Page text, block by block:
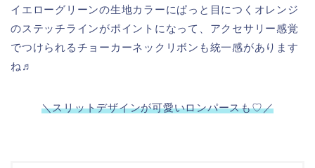
イエローグリーンの生地カラーにぱっと目につくオレンジ
のステッチラインがポイントになって、アクセサリー感覚
でつけられるチョーカーネックリボンも統一感があります
ね♬
＼スリットデザインが可愛いロンパースも♡／